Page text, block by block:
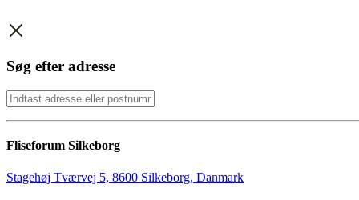
Søg efter adresse
Fliseforum Silkeborg
Stagehøj Tværvej 5, 8600 Silkeborg, Danmark